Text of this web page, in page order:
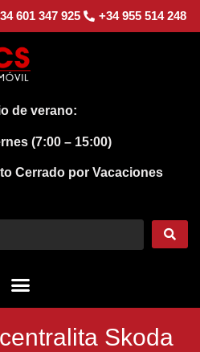
601 347 925 +34 955 514 248
de verano:
(7:00 – 15:00)
Cerrado por Vacaciones
Skoda